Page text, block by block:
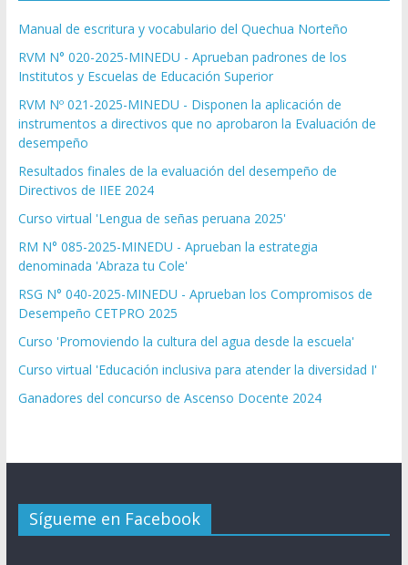
Manual de escritura y vocabulario del Quechua Norteño
RVM N° 020-2025-MINEDU - Aprueban padrones de los
Institutos y Escuelas de Educación Superior
RVM Nº 021-2025-MINEDU - Disponen la aplicación de
instrumentos a directivos que no aprobaron la Evaluación de
desempeño
Resultados finales de la evaluación del desempeño de
Directivos de IIEE 2024
Curso virtual 'Lengua de señas peruana 2025'
RM N° 085-2025-MINEDU - Aprueban la estrategia
denominada 'Abraza tu Cole'
RSG N° 040-2025-MINEDU - Aprueban los Compromisos de
Desempeño CETPRO 2025
Curso 'Promoviendo la cultura del agua desde la escuela'
Curso virtual 'Educación inclusiva para atender la diversidad I'
Ganadores del concurso de Ascenso Docente 2024
Sígueme en Facebook